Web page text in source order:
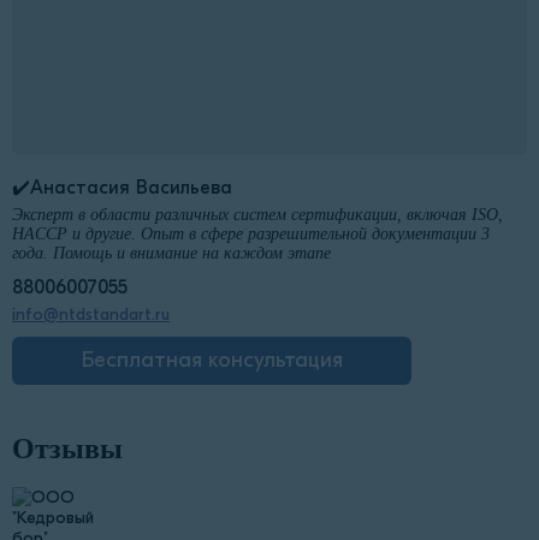
✔️Анастасия Васильева
Эксперт в области различных систем сертификации, включая ISO,
HACCP и другие. Опыт в сфере разрешительной документации 3
года. Помощь и внимание на каждом этапе
88006007055
info@ntdstandart.ru
Бесплатная консультация
Отзывы